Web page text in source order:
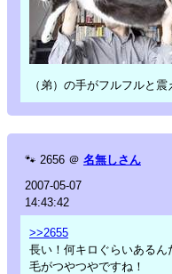
（弟）の手がフルフルと
🐾 2656 ＠ 名無しさん
2007-05-07
14:43:42
>>2655
長い！何キロぐらいあるん
毛がつやつやですね！